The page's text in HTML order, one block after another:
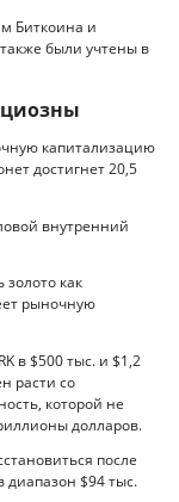
Биткоина и
были учтены в
капитализацию
достигнет 20,5
внутренний
золото как
рыночную
в $500 тыс. и $1,2
расти со
которой не
долларов.
после
диапазон $94 тыс.